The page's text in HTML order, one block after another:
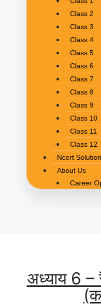
Class 2
Class 3
Class 4
Class 5
Class 6
Class 7
Class 8
Class 9
Class 10
Class 11
Class 12
Ncert
About Us
Career
अध्याय 6 –